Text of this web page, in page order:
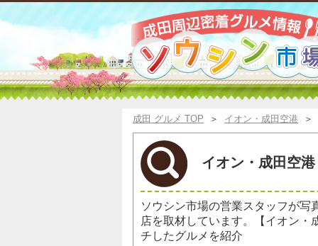
成田 グルメ TOP ＞ イオン・成田空港 ＞
イオン・成田空港
ソウシン市場の営業スタッフが写
店を取材しています。【イオン・
チしたグルメを紹介